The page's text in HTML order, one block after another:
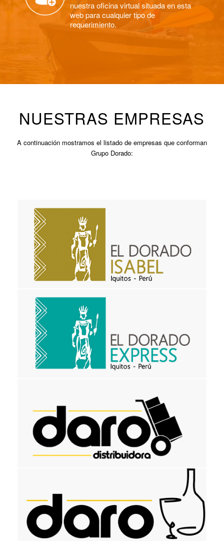
nuestra oficina virtual situada en esta
web para cualquier tipo de
requerimiento.
NUESTRAS EMPRESAS
A continuación mostramos el listado de empresas que conforman
Grupo Dorado: